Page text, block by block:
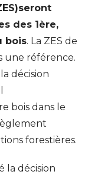
des 1ère,
bois. La ZES de
une référence.
décision
bois dans le
forestières.
la décision